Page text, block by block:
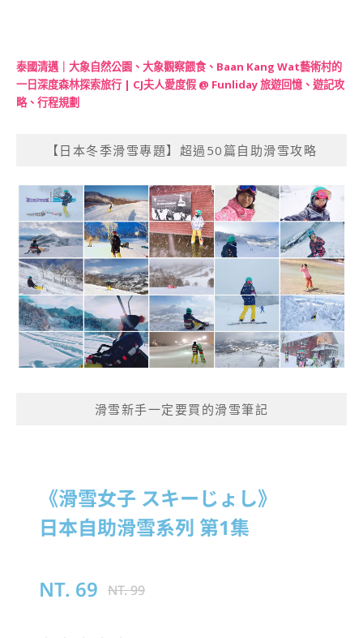
泰國清邁｜大象自然公園、大象觀察餵食、Baan Kang Wat藝術村的
一日深度森林探索旅行 | CJ夫人愛度假 @ Funliday 旅遊回憶、遊記攻
略、行程規劃
【日本冬季滑雪專題】超過50篇自助滑雪攻略
滑雪新手一定要買的滑雪筆記